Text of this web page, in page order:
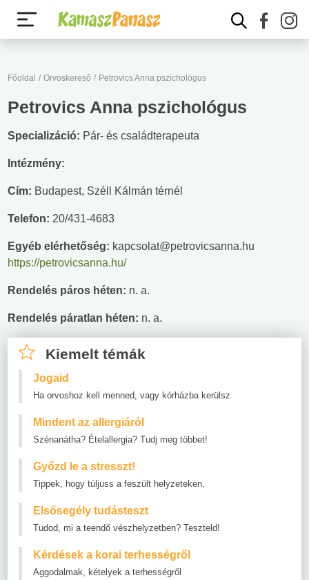
Főoldal / Orvoskereső / Petrovics Anna pszichológus
Petrovics Anna pszichológus
Specializáció: Pár- és családterapeuta
Intézmény:
Cím: Budapest, Széll Kálmán térnél
Telefon: 20/431-4683
Egyéb elérhetőség: kapcsolat@petrovicsanna.hu
https://petrovicsanna.hu/
Rendelés páros héten: n. a.
Rendelés páratlan héten: n. a.
Kiemelt témák
Jogaid
Ha orvoshoz kell menned, vagy kórházba kerülsz
Mindent az allergiáról
Szénanátha? Ételallergia? Tudj meg többet!
Győzd le a stresszt!
Tippek, hogy túljuss a feszült helyzeteken.
Elsősegély tudásteszt
Tudod, mi a teendő vészhelyzetben? Teszteld!
Kérdések a korai terhességről
Aggodalmak, kételyek a terhességről